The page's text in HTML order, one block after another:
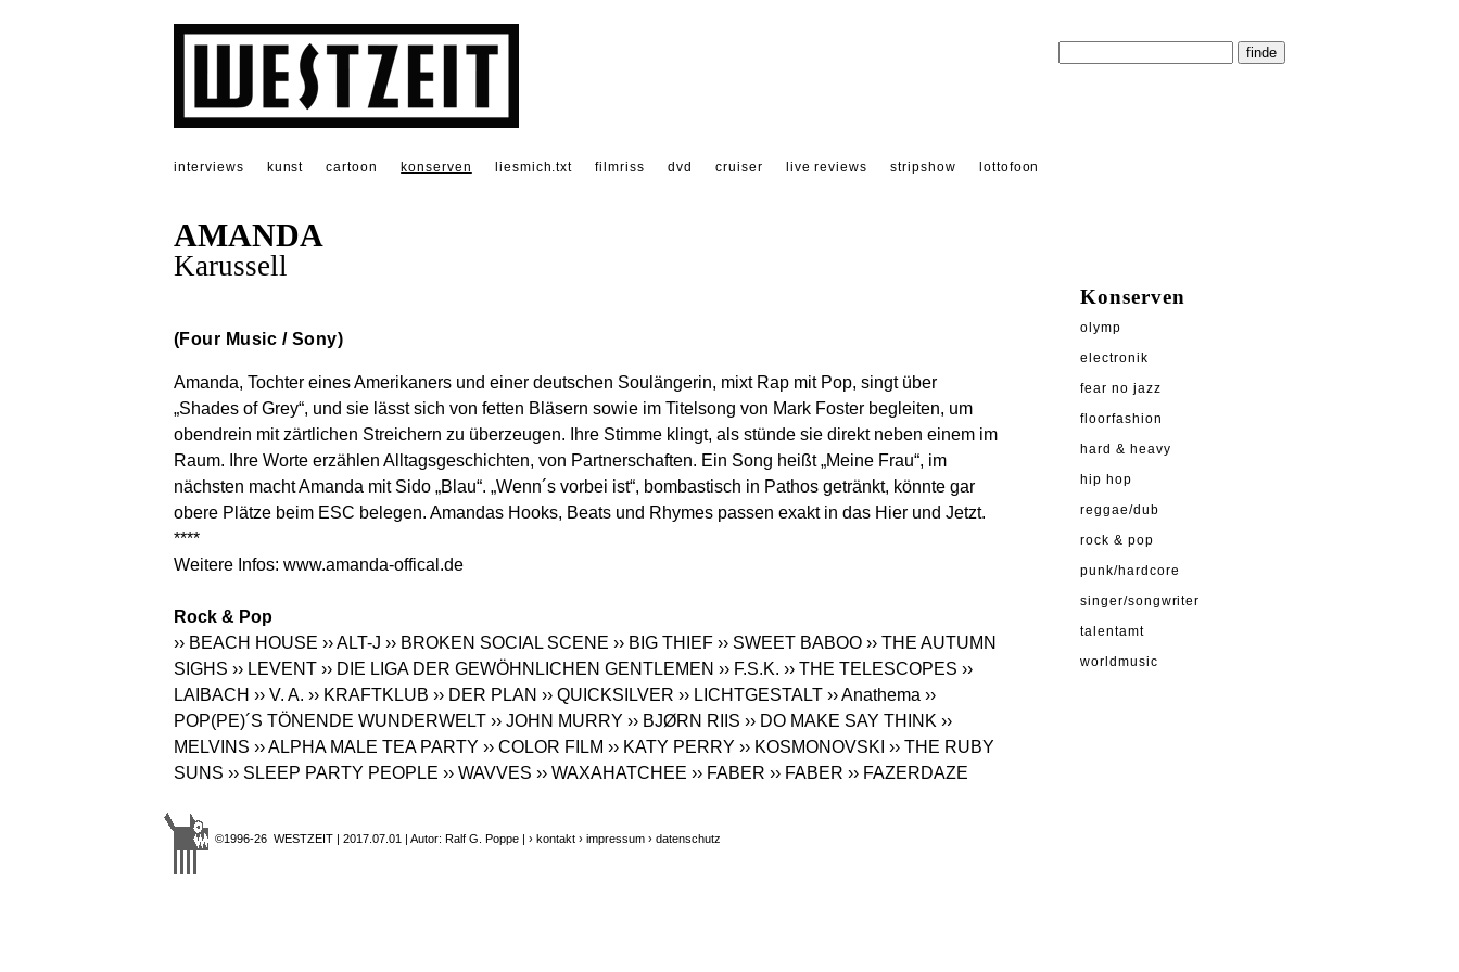
interviews kunst cartoon konserven liesmich.txt filmriss dvd cruiser live reviews stripshow lottofoon
AMANDA
Karussell
(Four Music / Sony)
Amanda, Tochter eines Amerikaners und einer deutschen Soulängerin, mixt Rap mit Pop, singt über
„Shades of Grey“, und sie lässt sich von fetten Bläsern sowie im Titelsong von Mark Foster begleiten, um
obendrein mit zärtlichen Streichern zu überzeugen. Ihre Stimme klingt, als stünde sie direkt neben einem im
Raum. Ihre Worte erzählen Alltagsgeschichten, von Partnerschaften. Ein Song heißt „Meine Frau“, im
nächsten macht Amanda mit Sido „Blau“. „Wenn´s vorbei ist“, bombastisch in Pathos getränkt, könnte gar
obere Plätze beim ESC belegen. Amandas Hooks, Beats und Rhymes passen exakt in das Hier und Jetzt.
****
Weitere Infos: www.amanda-offical.de
Rock & Pop
›› BEACH HOUSE ›› ALT-J ›› BROKEN SOCIAL SCENE ›› BIG THIEF ›› SWEET BABOO ›› THE AUTUMN
SIGHS ›› LEVENT ›› DIE LIGA DER GEWÖHNLICHEN GENTLEMEN ›› F.S.K. ›› THE TELESCOPES ››
LAIBACH ›› V. A. ›› KRAFTKLUB ›› DER PLAN ›› QUICKSILVER ›› LICHTGESTALT ›› Anathema ››
POP(PE)´S TÖNENDE WUNDERWELT ›› JOHN MURRY ›› BJØRN RIIS ›› DO MAKE SAY THINK ››
MELVINS ›› ALPHA MALE TEA PARTY ›› COLOR FILM ›› KATY PERRY ›› KOSMONOVSKI ›› THE RUBY
SUNS ›› SLEEP PARTY PEOPLE ›› WAVVES ›› WAXAHATCHEE ›› FABER ›› FABER ›› FAZERDAZE
©1996-26 WESTZEIT | 2017.07.01 | Autor: Ralf G. Poppe | › kontakt › impressum › datenschutz
Konserven
olymp
electronik
fear no jazz
floorfashion
hard & heavy
hip hop
reggae/dub
rock & pop
punk/hardcore
singer/songwriter
talentamt
worldmusic